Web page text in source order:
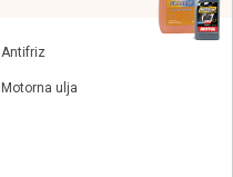
Antifriz
Motorna ulja